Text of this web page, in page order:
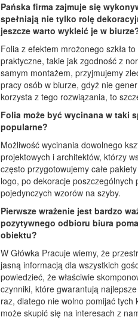
Pańska firma zajmuje się
spełniają nie tylko rolę
jeszcze warto wykleić je w
Folia z efektem mrożonego szkła
praktyczne, takie jak zgodność z
samym montażem, przyjmujemy
pracy osób w biurze, gdyż nie
korzysta z tego rozwiązania, to
Folia może być wycinana w taki
popularne?
Możliwość wycinania dowolnego
projektowych i architektów, którzy
często przygotowujemy całe
logo, po dekoracje poszczególnych
pojedynczych wzorów na szyby.
Pierwsze wrażenie jest bardzo
pozytywnego odbioru biura
obiektu?
W Główka Pracuje wiemy, że
jasną informacją dla wszystkich
powiedzieć, że właściwie
czynniki, które gwarantują
raz, dlatego nie wolno pomijać tych
może skupić się na interesach z